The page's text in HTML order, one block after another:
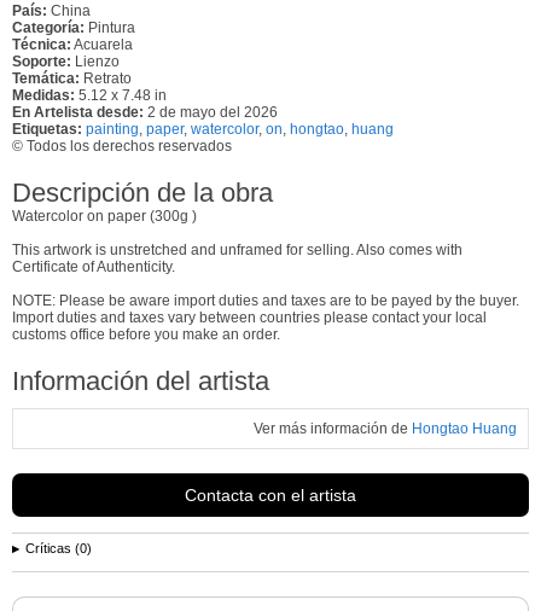
País: China
Categoría: Pintura
Técnica: Acuarela
Soporte: Lienzo
Temática: Retrato
Medidas: 5.12 x 7.48 in
En Artelista desde: 2 de mayo del 2026
Etiquetas: painting, paper, watercolor, on, hongtao, huang
© Todos los derechos reservados
Descripción de la obra
Watercolor on paper (300g )
This artwork is unstretched and unframed for selling. Also comes with
Certificate of Authenticity.
NOTE: Please be aware import duties and taxes are to be payed by the buyer.
Import duties and taxes vary between countries please contact your local
customs office before you make an order.
Información del artista
Ver más información de Hongtao Huang
Contacta con el artista
Críticas (0)